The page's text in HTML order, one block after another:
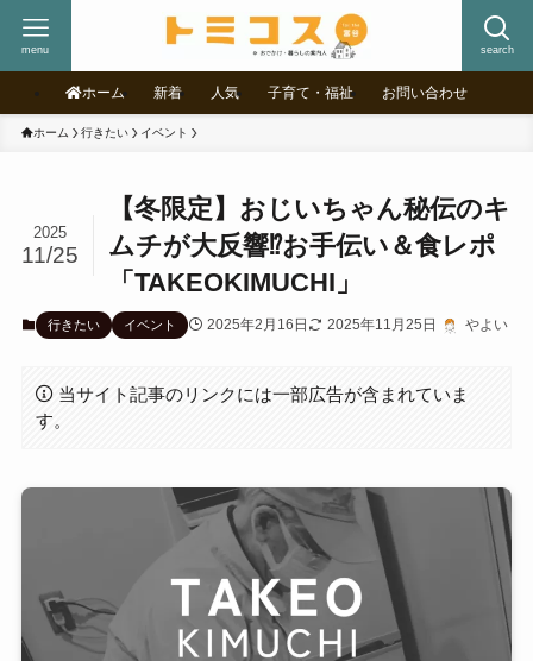
search
menu
ホーム 新着 人気 子育て・福祉 お問い合わせ
ホーム 行きたい イベント
【冬限定】おじいちゃん秘伝のキ
ムチが大反響⁉お手伝い＆食レポ
「TAKEOKIMUCHI」
2025
11/25
行きたい イベント 2025年2月16日 2025年11月25日 やよい
当サイト記事のリンクには一部広告が含まれていま
す。